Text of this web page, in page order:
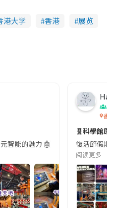
港大学 香港
展览
元智能的魅力 🤖】 ｢創新､科技､人
親
香港
🧬科學館原
復活節假期
阅读更多